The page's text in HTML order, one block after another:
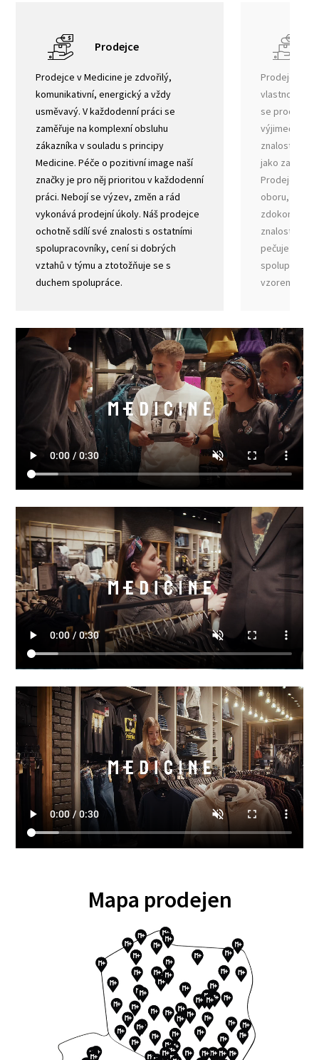
Prodejce
Prodejce v Medicine je zdvořilý,
komunikativní, energický a vždy
usměvavý. V každodenní práci se
zaměřuje na komplexní obsluhu
zákazníka v souladu s principy
Medicine. Péče o pozitivní image naší
značky je pro něj prioritou v každodenní
práci. Nebojí se výzev, změn a rád
vykonává prodejní úkoly. Náš prodejce
ochotně sdílí své znalosti s ostatními
spolupracovníky, cení si dobrých
vztahů v týmu a ztotožňuje se s
duchem spolupráce.
Prodejce
vlastností,
se prodejce
výjimečným
znalostmi o
jako
Prodejce
oboru,
zdokonaluje
znalosti
pečuje o
vzorem k
Mapa prodejen